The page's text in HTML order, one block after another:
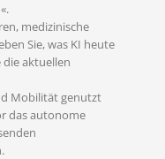
medizinische
Sie, was KI heute
die aktuellen
Mobilität genutzt
das autonome